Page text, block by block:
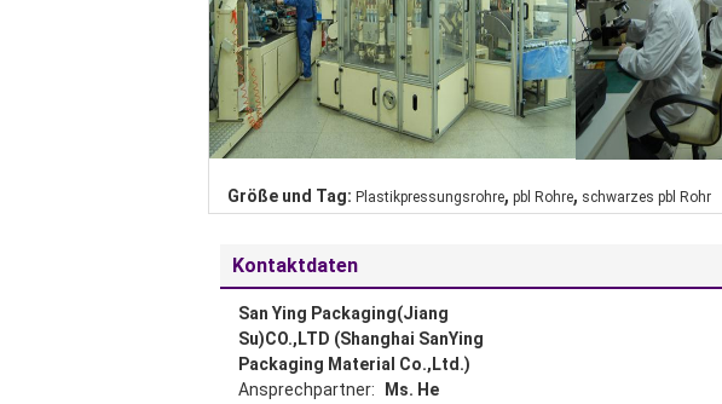
Größe und Tag: Plastikpressungsrohre, pbl Rohre, schwarzes pbl Rohr
Kontaktdaten
San Ying Packaging(Jiang
Su)CO.,LTD (Shanghai SanYing
Packaging Material Co.,Ltd.)
Ansprechpartner:
Ms. He